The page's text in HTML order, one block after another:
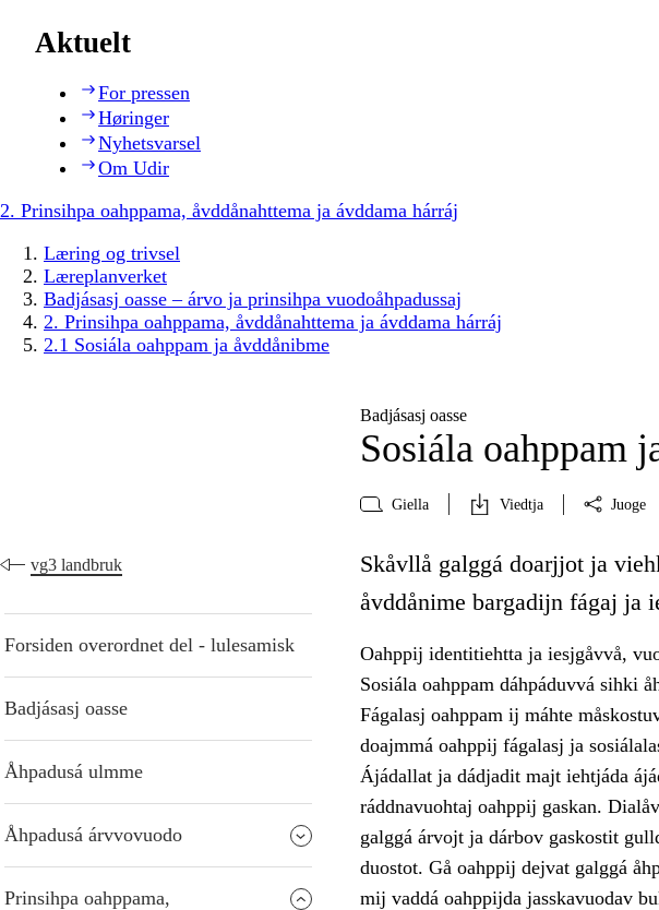
Aktuelt
For pressen
Høringer
Nyhetsvarsel
Om Udir
2. Prinsihpa oahppama, åvddånahttema ja ávddama hárráj
Læring og trivsel
Læreplanverket
Badjásasj oasse – árvo ja prinsihpa vuodoåhpadussaj
2. Prinsihpa oahppama, åvddånahttema ja ávddama hárráj
2.1 Sosiála oahppam ja åvddånibme
Badjásasj oasse
Sosiála oahppam
Giella Viedtja Juoge
vg3 landbruk
Forsiden overordnet del - lulesamisk
Badjásasj oasse
Åhpadusá ulmme
Åhpadusá árvvovuodo
Prinsihpa oahppama,
Skåvllå galggá doarjjot ja
åvddånime bargadijn fágaj ja
Oahppij identitiehtta ja iesjgåvvå,
Sosiála oahppam dáhpáduvvá sihki
Fágalasj oahppam ij máhte
doajmmá oahppij fágalasj ja
Ájádallat ja dádjadit majt iehtjáda
ráddnavuohtaj oahppij gaskan.
galggá árvojt ja dárbov gaskostit
duostot. Gå oahppij dejvat galggá
mij vaddá oahppijda jasskavuodav